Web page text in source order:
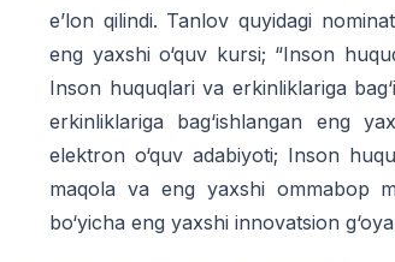
e’lon qilindi. Tanlov quyidagi
eng yaxshi o‘quv kursi; “Inson
Inson huquqlari va erkinliklariga
erkinliklariga bag‘ishlangan eng
elektron o‘quv adabiyoti; Inson
maqola va eng yaxshi ommabop
bo‘yicha eng yaxshi innovatsion